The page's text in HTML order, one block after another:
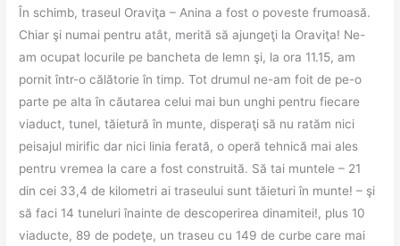
În schimb, traseul Oraviţa – Anina a fost o poveste frumoasă.
Chiar şi numai pentru atât, merită să ajungeţi la Oraviţa! Ne-
am ocupat locurile pe bancheta de lemn şi, la ora 11.15, am
pornit într-o călătorie în timp. Tot drumul ne-am foit de pe-o
parte pe alta în căutarea celui mai bun unghi pentru fiecare
viaduct, tunel, tăietură în munte, disperaţi să nu ratăm nici
peisajul mirific dar nici linia ferată, o operă tehnică mai ales
pentru vremea la care a fost construită. Să tai muntele – 21
din cei 33,4 de kilometri ai traseului sunt tăieturi în munte! – şi
să faci 14 tuneluri înainte de descoperirea dinamitei!, plus 10
viaducte, 89 de podeţe, un traseu cu 149 de curbe care mai